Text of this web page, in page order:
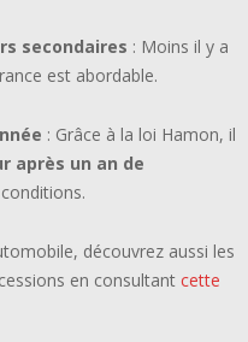
secondaires : Moins il y a
est abordable.
: Grâce à la loi Hamon, il
après un an de
découvrez aussi les
en consultant cette